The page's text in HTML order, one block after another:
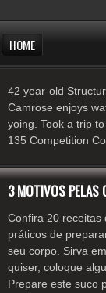
HOME
42 year-old
Camrose enjoys
yoing. Took a trip
135 Competition
3 MOTIVOS PELAS
Confira 20 receitas
práticos de
seu corpo. Sirva
quiser, coloque
Prepare este suco